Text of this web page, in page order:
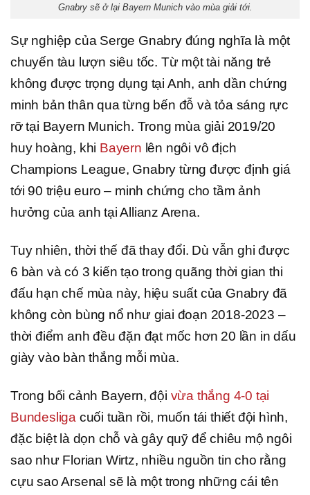
Gnabry sẽ ở lại Bayern Munich vào mùa giải tới.
Sự nghiệp của Serge Gnabry đúng nghĩa là một
chuyến tàu lượn siêu tốc. Từ một tài năng trẻ
không được trọng dụng tại Anh, anh dần chứng
minh bản thân qua từng bến đỗ và tỏa sáng rực
rỡ tại Bayern Munich. Trong mùa giải 2019/20
huy hoàng, khi Bayern lên ngôi vô địch
Champions League, Gnabry từng được định giá
tới 90 triệu euro – minh chứng cho tầm ảnh
hưởng của anh tại Allianz Arena.
Tuy nhiên, thời thế đã thay đổi. Dù vẫn ghi được
6 bàn và có 3 kiến tạo trong quãng thời gian thi
đấu hạn chế mùa này, hiệu suất của Gnabry đã
không còn bùng nổ như giai đoạn 2018-2023 –
thời điểm anh đều đặn đạt mốc hơn 20 lần in dấu
giày vào bàn thắng mỗi mùa.
Trong bối cảnh Bayern, đội vừa thắng 4-0 tại
Bundesliga cuối tuần rồi, muốn tái thiết đội hình,
đặc biệt là dọn chỗ và gây quỹ để chiêu mộ ngôi
sao như Florian Wirtz, nhiều nguồn tin cho rằng
cựu sao Arsenal sẽ là một trong những cái tên